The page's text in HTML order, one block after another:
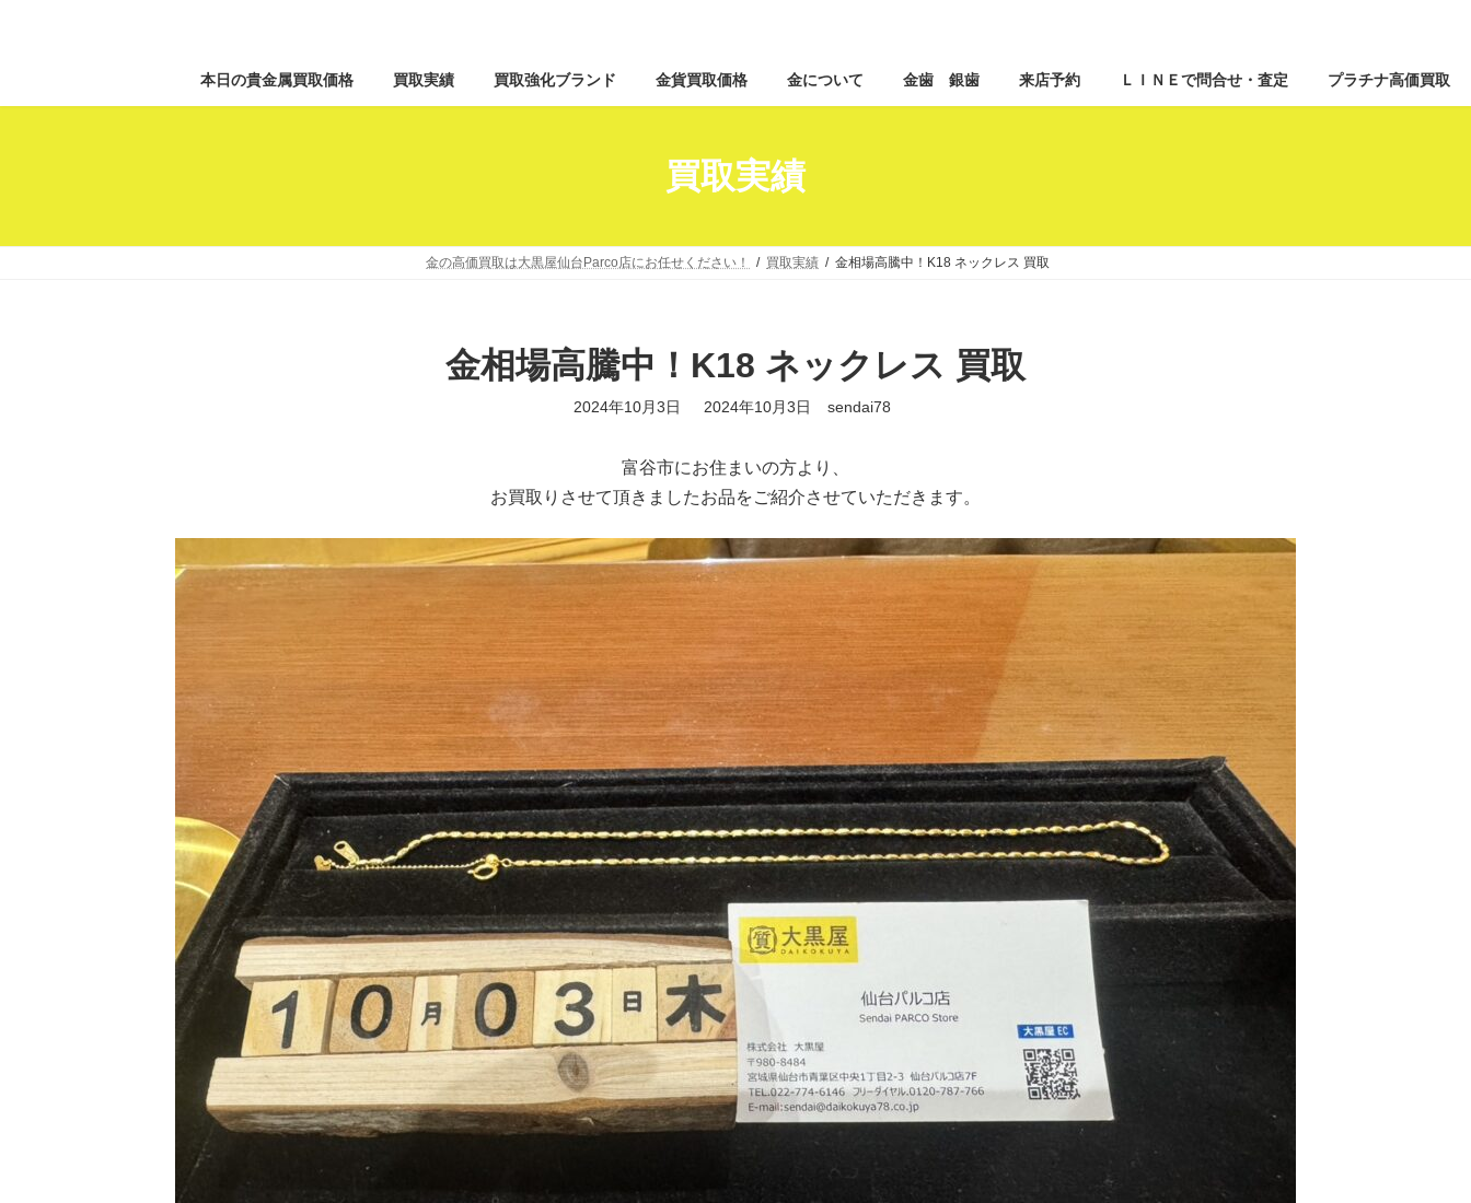
ン
テ
ツ
へ
ッ
プ
ビ
ゲ
シ
ョ
移
動
本日の貴金属買取価格 買取実績 買取強化ブランド 金貨買取価格 金について 金歯 銀歯 来店予約 ＬＩＮＥで問合せ・査定 プラチナ高価買取
買取実績
金の高価買取は大黒屋仙台Parco店にお任せください！ 買取実績 金相場高騰中！K18 ネックレス 買取
金相場高騰中！K18 ネックレス 買取
2024年10月3日
最
新
時
2024年10月3日 sendai78
富谷市にお住まいの方より、
お買取りさせて頂きましたお品をご紹介させていただきます。